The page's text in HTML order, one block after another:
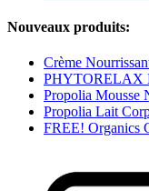
Nouveaux produits:
Crème
PHYTORELAX
Propolia Mousse
Propolia Lait
FREE! Organics